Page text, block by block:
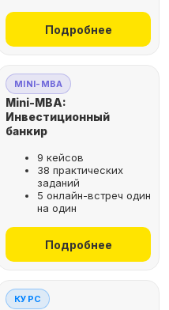
Подробнее
MINI-MBA
Mini-MBA:
Инвестиционный
банкир
9 кейсов
38 практических
заданий
5 онлайн-встреч один
на один
Подробнее
КУРС